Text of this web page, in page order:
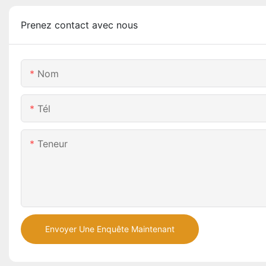
Prenez contact avec nous
Nom
Tél
Teneur
Envoyer Une Enquête Maintenant